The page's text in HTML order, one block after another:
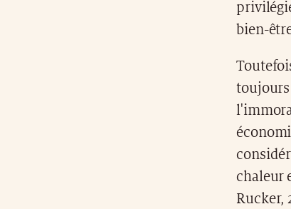
bien-
toujours
chaleur
Rucker,